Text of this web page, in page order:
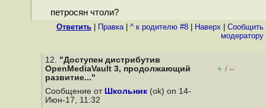
петросян чтоли?
Ответить Правка| ^ к родителю #8 Наверх
Cообщить
модератору
12. "Доступен дистрибутив
OpenMediaVault 3, продолжающий
развитие..."
+ / –
Сообщение от Школьник (ok) on 14-
Июн-17, 11:32